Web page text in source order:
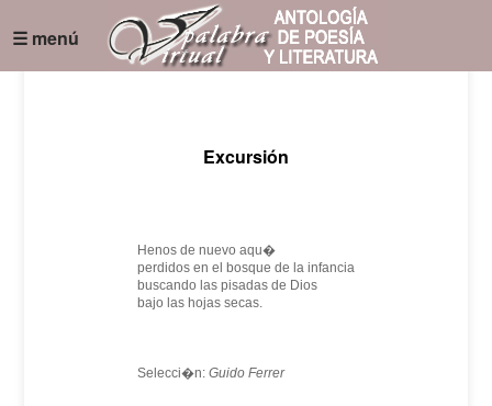
☰ menú
Excursión
Henos de nuevo aqu�
perdidos en el bosque de la infancia
buscando las pisadas de Dios
bajo las hojas secas.
Selecci�n: Guido Ferrer